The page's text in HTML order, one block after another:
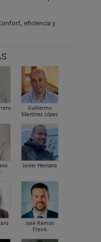
eficiencia y
Guillermo
Martínez López
Javier Hernanz
José Ramón
Freire